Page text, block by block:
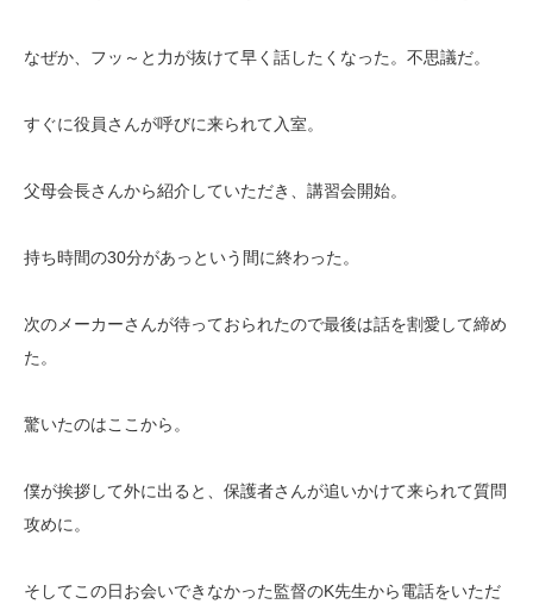
なぜか、フッ～と力が抜けて早く話したくなった。不思議だ。
すぐに役員さんが呼びに来られて入室。
父母会長さんから紹介していただき、講習会開始。
持ち時間の30分があっという間に終わった。
次のメーカーさんが待っておられたので最後は話を割愛して締め
た。
驚いたのはここから。
僕が挨拶して外に出ると、保護者さんが追いかけて来られて質問
攻めに。
そしてこの日お会いできなかった監督のK先生から電話をいただ